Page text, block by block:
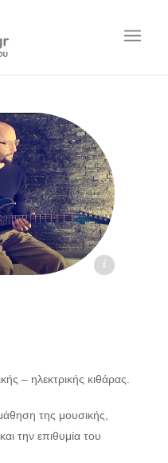
Η. daskaloi.gr
– ηλεκτρικής κιθάρας.
της μουσικής,
την επιθυμία του